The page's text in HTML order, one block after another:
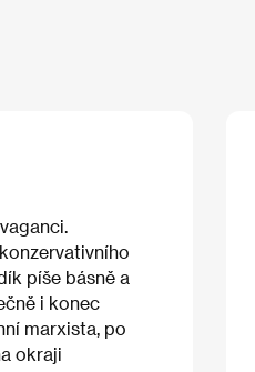
píše básně a
i konec
marxista, po
okraji